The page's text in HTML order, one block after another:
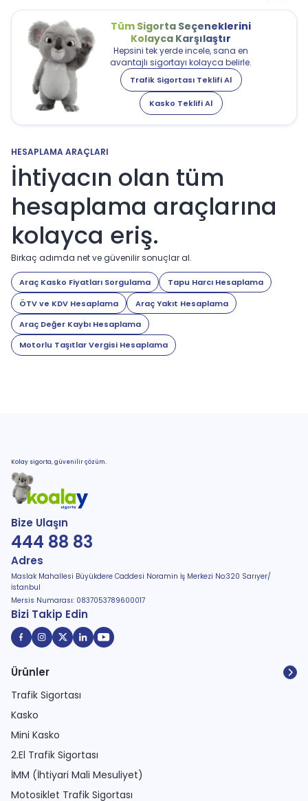
Tüm Sigorta Seçeneklerini
Kolayca Karşılaştır
Hepsini tek yerde incele, sana en
avantajlı sigortayı kolayca belirle.
Trafik Sigortası Teklifi Al
Kasko Teklifi Al
HESAPLAMA ARAÇLARI
İhtiyacın olan tüm
hesaplama araçlarına
kolayca eriş.
Birkaç adımda net ve güvenilir sonuçlar al.
Araç Kasko Fiyatları Sorgulama
Tapu Harcı Hesaplama
ÖTV ve KDV Hesaplama
Araç Yakıt Hesaplama
Araç Değer Kaybı Hesaplama
Motorlu Taşıtlar Vergisi Hesaplama
Kolay sigorta, güvenilir çözüm.
Bize Ulaşın
444 88 83
Adres
Maslak Mahallesi Büyükdere Caddesi Noramin İş Merkezi No:320 Sarıyer/
İstanbul
Mersis Numarası: 0837053789600017
Bizi Takip Edin
Ürünler
Trafik Sigortası
Kasko
Mini Kasko
2.El Trafik Sigortası
İMM (İhtiyari Mali Mesuliyet)
Motosiklet Trafik Sigortası